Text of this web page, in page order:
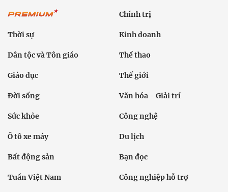
Chính trị
Thời sự Kinh doanh
Dân tộc và Tôn giáo Thể thao
Giáo dục Thế giới
Đời sống Văn hóa - Giải trí
Sức khỏe Công nghệ
Ô tô xe máy Du lịch
Bất động sản Bạn đọc
Tuần Việt Nam Công nghiệp hỗ trợ